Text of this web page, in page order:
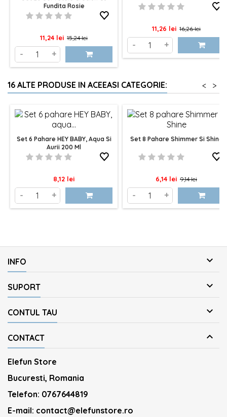
Fundita Rosie
Pret
11,24 lei Pret
baza
15,24 lei
- +
Pret
11,26 lei Pret
baza
16,26 lei
- +
16 ALTE PRODUSE IN ACEEASI CATEGORIE: >
<
Set 6 Pahare HEY BABY, Aqua Si
Aurii 200 Ml
Pret
8,12 lei
- +
Set 8 Pahare Shimmer Si Shine
Pret
6,14 lei Pret
baza
9,14 lei
- +
INFO 
SUPORT 
CONTUL TAU 
CONTACT 
Elefun Store
Bucuresti, Romania
Telefon: 0767644819
E-mail: contact@elefunstore.ro